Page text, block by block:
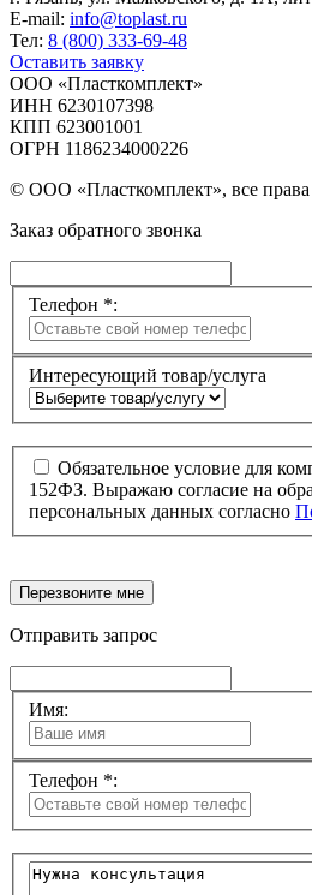
E-mail: info@toplast.ru
Тел: 8 (800) 333-69-48
Оставить заявку
ООО «Пласткомплект»
ИНН 6230107398
КПП 623001001
ОГРН 1186234000226
© ООО «Пласткомплект», все
Заказ обратного звонка
Телефон *:
Интересующий товар/услуга
Обязательное условие для
152ФЗ. Выражаю согласие на
персональных данных согласно
Перезвоните мне
Отправить запрос
Имя:
Телефон *: